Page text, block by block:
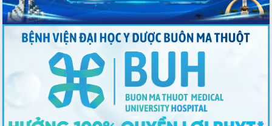
Quyết liệt cải cách hành chính, khơi
thông nguồn lực phát triển
Nâng cao hiệu lực, hiệu quả HĐND
tỉnh thông qua hiện đại hóa hành chính
Xã Ea Phê gắn cải cách hành chính với
chuyển đổi số
Phó Chủ tịch Thường trực UBND tỉnh
Hồ Thị Nguyên Thảo làm việc tại Trung